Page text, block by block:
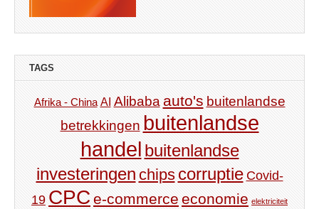
TAGS
Afrika - China AI Alibaba auto's buitenlandse
betrekkingen buitenlandse
handel buitenlandse
investeringen chips corruptie Covid-
19 CPC e-commerce economie elektriciteit